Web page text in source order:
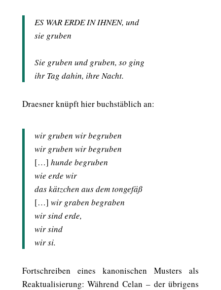
ES WAR ERDE IN IHNEN, und
sie gruben
Sie gruben und gruben, so ging
ihr Tag dahin, ihre Nacht.
Draesner knüpft hier buchstäblich an:
wir gruben wir begruben
wir gruben wir begruben
[…] hunde begruben
wie erde wir
das kätzchen aus dem tongefäß
[…] wir graben begraben
wir sind erde,
wir sind
wir si.
Fortschreiben eines kanonischen Musters als
Reaktualisierung: Während Celan – der übrigens